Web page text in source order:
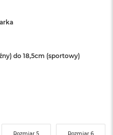
do 18,5cm (sportowy)
Rozmiar 5 Rozmiar 6